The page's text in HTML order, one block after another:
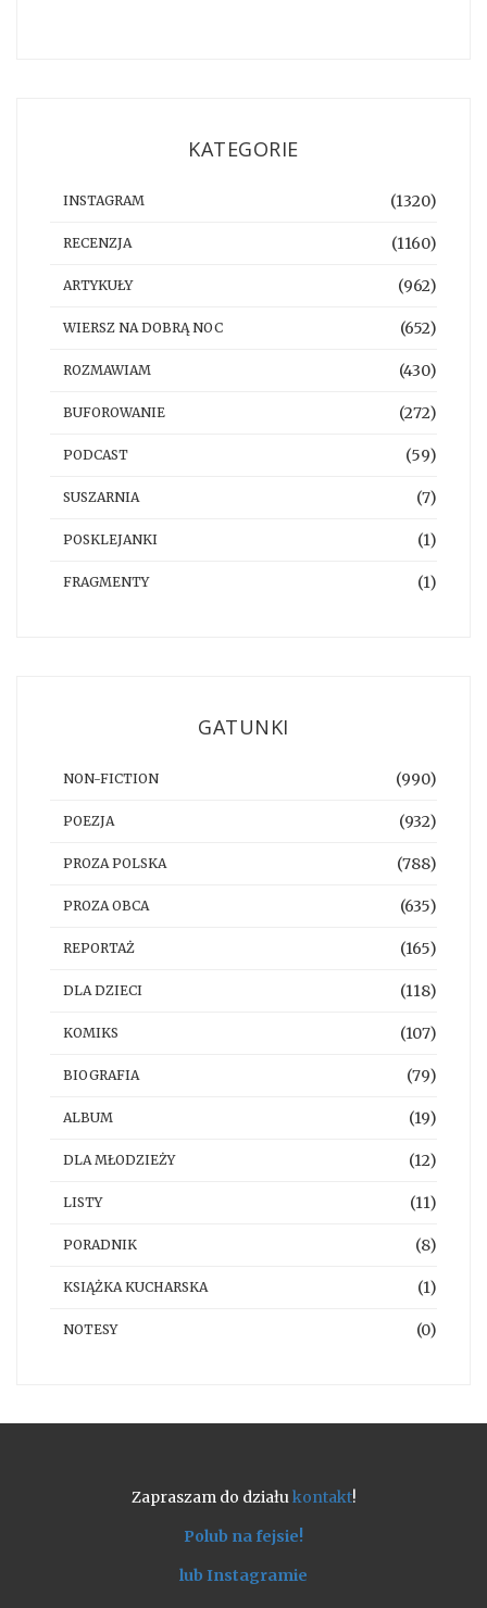
KATEGORIE
INSTAGRAM (1320)
RECENZJA (1160)
ARTYKUŁY (962)
WIERSZ NA DOBRĄ NOC (652)
ROZMAWIAM (430)
BUFOROWANIE (272)
PODCAST (59)
SUSZARNIA (7)
POSKLEJANKI (1)
FRAGMENTY (1)
GATUNKI
NON-FICTION (990)
POEZJA (932)
PROZA POLSKA (788)
PROZA OBCA (635)
REPORTAŻ (165)
DLA DZIECI (118)
KOMIKS (107)
BIOGRAFIA (79)
ALBUM (19)
DLA MŁODZIEŻY (12)
LISTY (11)
PORADNIK (8)
KSIĄŻKA KUCHARSKA (1)
NOTESY (0)
Zapraszam do działukontakt!
Polub na fejsie!
lub Instagramie